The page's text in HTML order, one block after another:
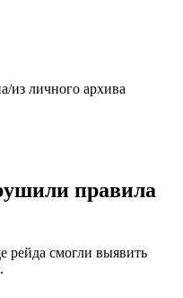
из личного архива
правила
рейда смогли выявить